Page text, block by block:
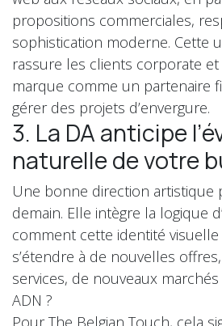
propositions commerciales,
sophistication moderne. Cette
rassure les clients corporate
marque comme un partenaire
gérer des projets d’envergure.
3. La DA anticipe
naturelle de votre
Une bonne direction artistique
demain. Elle intègre la logique
comment cette identité
s’étendre à de nouvelles
services, de nouveaux
ADN ?
Pour The Belgian Touch, cela